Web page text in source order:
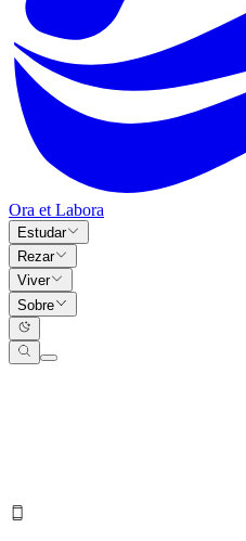
Ora et Labora
Estudar
Rezar
Viver
Sobre